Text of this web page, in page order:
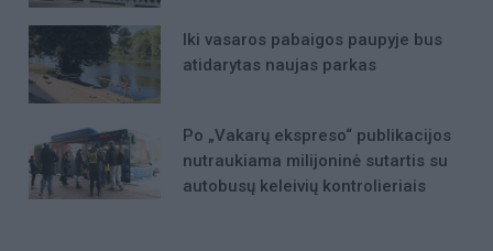
Iki vasaros pabaigos paupyje bus
atidarytas naujas parkas
Po „Vakarų ekspreso“ publikacijos
nutraukiama milijoninė sutartis su
autobusų keleivių kontrolieriais